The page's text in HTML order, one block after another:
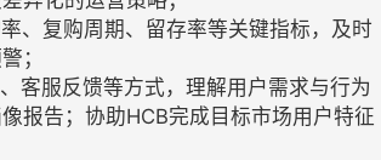
、复购周期、留存率等关键指标，及时
；
客服反馈等方式，理解用户需求与行为
报告；协助HCB完成目标市场用户特征